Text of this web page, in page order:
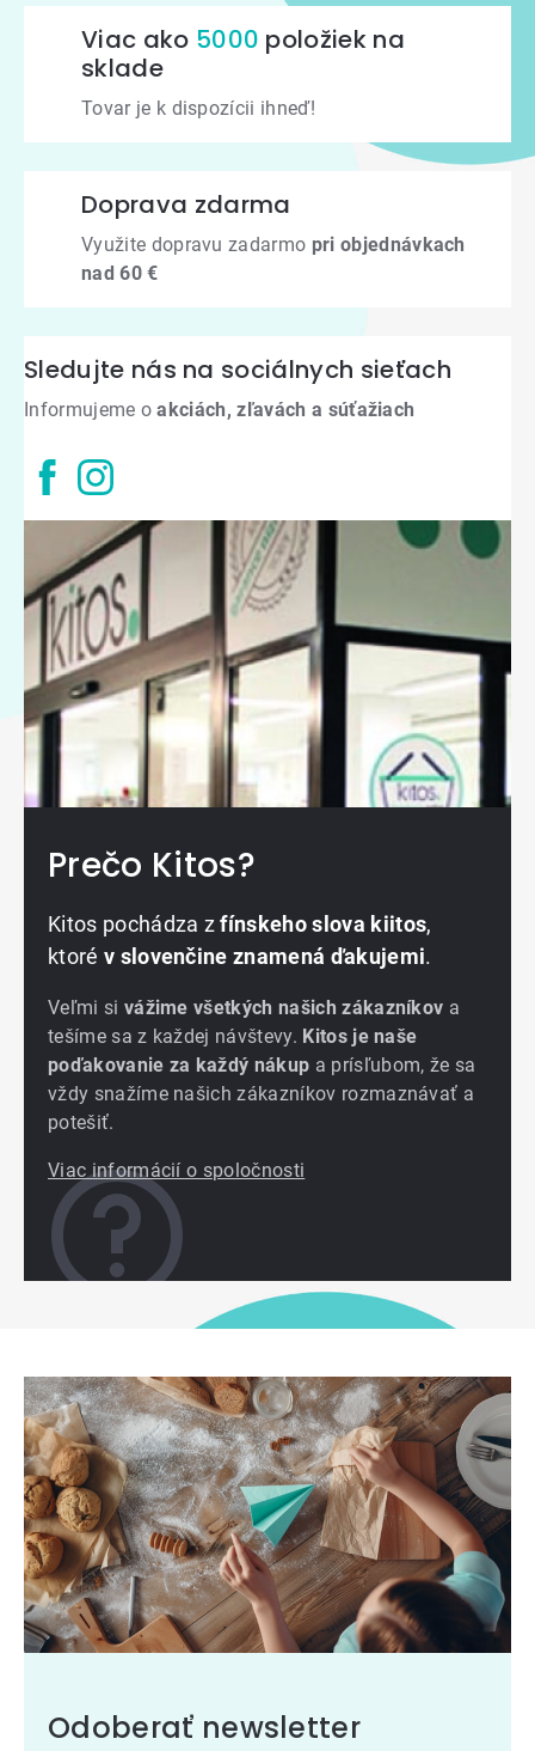
Viac ako 5000 položiek na
sklade
Tovar je k dispozícii ihneď!
Doprava zdarma
Využite dopravu zadarmo pri objednávkach
nad 60 €
Sledujte nás na sociálnych sieťach
Informujeme oakciách, zľavách a súťažiach
Prečo Kitos?
Kitos pochádza zfínskeho slova kiitos,
ktoré v slovenčine znamená ďakujemi.
Veľmi si vážime všetkých našich zákazníkov a
tešíme sa z každej návštevy. Kitos je naše
poďakovanie za každý nákup a prísľubom, že sa
vždy snažíme našich zákazníkov rozmaznávať a
potešiť.
Viac informácií o spoločnosti
Odoberať newsletter